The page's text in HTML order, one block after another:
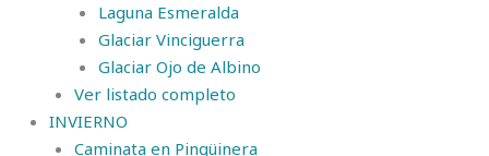
Laguna Esmeralda
Glaciar Vinciguerra
Glaciar Ojo de Albino
Ver listado completo
INVIERNO
Caminata en Pingüinera